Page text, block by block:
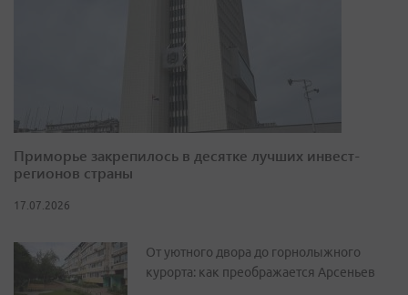
Приморье закрепилось в десятке лучших инвест-
регионов страны
17.07.2026
От уютного двора до горнолыжного
курорта: как преображается Арсеньев